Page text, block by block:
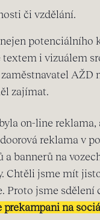
či vzdělání.
potenciálního
textem i vizuálem
AŽD
zajímat.
on-line reklama,
reklama v
bannerů na
Chtěli jsme mít
Proto jsme
prekampani na